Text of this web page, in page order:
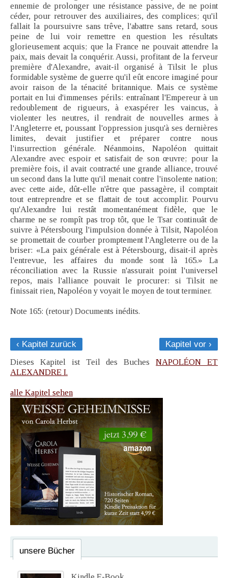
ennemie de prolonger une résistance passive, de ne point
céder, pour retrouver des auxiliaires, des complices; qu'il
fallait la poursuivre sans trêve, l'abattre sans retard, sous
peine de lui voir remettre en question les résultats
glorieusement acquis; que la France ne pouvait attendre la
paix, mais devait la conquérir. Aussi, profitant de la ferveur
première d'Alexandre, avait-il organisé à Tilsit le plus
formidable système de guerre qu'il eût encore imaginé pour
avoir raison de la ténacité britannique. Mais ce système
portait en lui d'immenses périls: entraînant l'Empereur à un
redoublement de rigueurs, à exaspérer les vaincus, à
violenter les neutres, il rendrait de nouvelles armes à
l'Angleterre et, poussant l'oppression jusqu'à ses dernières
limites, devait justifier et préparer contre nous
l'insurrection générale. Néanmoins, Napoléon quittait
Alexandre avec espoir et satisfait de son œuvre; pour la
première fois, il avait contracté une grande alliance, trouvé
un second dans la lutte qu'il menait contre l'insolente nation;
avec cette aide, dût-elle n'être que passagère, il comptait
tout entreprendre et se flattait de tout accomplir. Pourvu
qu'Alexandre lui restât momentanément fidèle, que le
charme ne se rompît pas trop tôt, que le Tsar continuât de
suivre à Pétersbourg l'impulsion donnée à Tilsit, Napoléon
se promettait de courber promptement l'Angleterre ou de la
briser: «La paix générale est à Pétersbourg, disait-il après
l'entrevue, les affaires du monde sont là 165.» La
réconciliation avec la Russie n'assurait point l'universel
repos, mais l'alliance pouvait le procurer: si Tilsit ne
finissait rien, Napoléon y voyait le moyen de tout terminer.
Note 165: (retour) Documents inédits.
‹ Kapitel zurück
Kapitel vor ›
Dieses Kapitel ist Teil des BuchesNAPOLÉON ET
ALEXANDRE I.
alle Kapitel sehen
unsere Bücher